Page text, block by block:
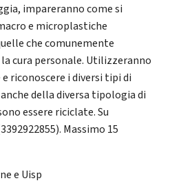
impareranno come si
e microplastiche
che comunemente
cura personale. Utilizzeranno
riconoscere i diversi tipi di
della diversa tipologia di
essere riciclate. Su
Massimo 15
e Uisp